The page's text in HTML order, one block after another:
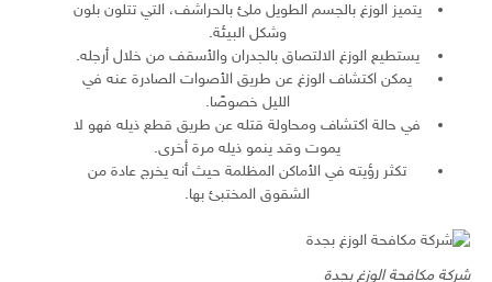
يتميز الوزغ بالجسم الطويل ملئ بالحراشف، التي تتلون بلون
وشكل البيئة.
يستطيع الوزغ الالتصاق بالجدران والأسقف من خلال أرجله.
يمكن اكتشاف الوزغ عن طريق الأصوات الصادرة عنه في
الليل خصوصًا.
في حالة اكتشاف ومحاولة قتله عن طريق قطع ذيله فهو لا
يموت وقد ينمو ذيله مرة أخرى.
تكثر رؤيته في الأماكن المظلمة حيث أنه يخرج عادة من
الشقوق المختبئ بها.
شركة مكافحة الوزغ بجدة